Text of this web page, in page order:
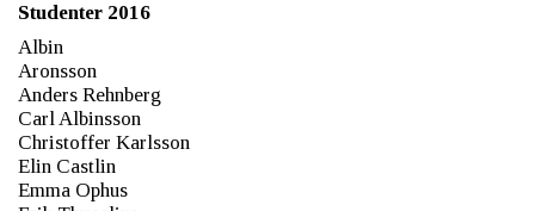
Studenter 2016
Albin
Aronsson
Anders Rehnberg
Carl Albinsson
Christoffer Karlsson
Elin Castlin
Emma Ophus